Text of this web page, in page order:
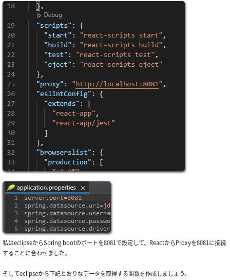
私はeclipseからSpring bootのポートを8081で設定して、ReactからProxyを8081に接続
することに合わせました。
そしてeclipseから下記とおりなデータを取得する関数を作成しましょう。